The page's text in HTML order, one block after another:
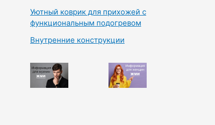
Уютный коврик для прихожей с
функциональным подогревом
Внутренние конструкции